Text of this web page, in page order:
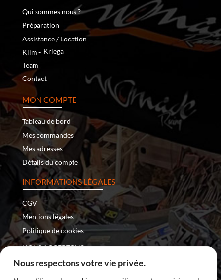
Nous respectons votre vie privée.
Qui sommes nous ?
Préparation
Assistance / Location
Klim ‐ Kriega
Team
Contact
MON COMPTE
Tableau de bord
Mes commandes
Mes adresses
Détails du compte
INFORMATIONS LÉGALES
CGV
Mentions légales
Politique de cookies
NOUS ACCEPTONS :